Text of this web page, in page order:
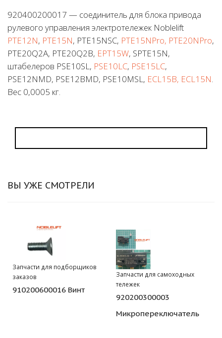
920400200017 — соединитель для блока привода
рулевого управления электротележек Noblelift
PTE12N, PTE15N, PTE15NSC, PTE15NPro, PTE20NPro,
PTE20Q2A, PTE20Q2B, EPT15W, SPTE15N,
штабелеров PSE10SL, PSE10LC, PSE15LC,
PSE12NMD, PSE12BMD, PSE10MSL, ECL15B, ECL15N.
Вес 0,0005 кг.
ВЫ УЖЕ СМОТРЕЛИ
Запчасти для подборщиков
заказов
910200600016 Винт
Запчасти для самоходных
тележек
920200300003
Микропереключатель